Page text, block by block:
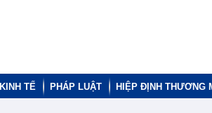
KINH TẾ PHÁP LUẬT HIỆP ĐỊNH THƯƠNG